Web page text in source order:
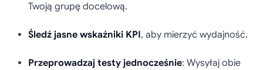
Twoją grupę docelową.
Śledź jasne wskaźniki KPI, aby mierzyć wydajność.
Przeprowadzaj testy jednocześnie: Wysyłaj obie